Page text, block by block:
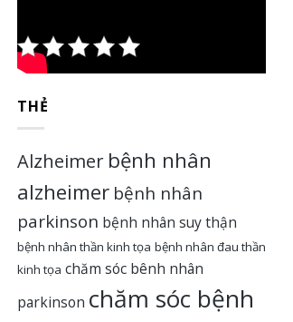
THẺ
Alzheimer bệnh nhân
alzheimer bệnh nhân
parkinson bệnh nhân suy thận
bệnh nhân thần kinh tọa bệnh nhân đau thần
kinh tọa chăm sóc bênh nhân
parkinson chăm sóc bệnh